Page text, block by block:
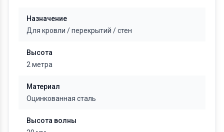
Назначение
Для кровли /перекрытий /стен
Высота
2 метра
Материал
Оцинкованная сталь
Высота волны